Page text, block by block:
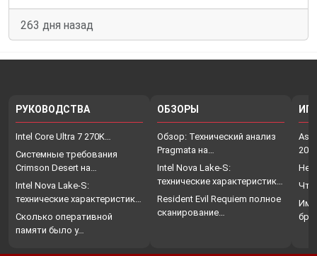
263 дня назад
РУКОВОДСТВА
Intel Core Ultra 7 270K…
Системные требования
Crimson Desert на…
Intel Nova Lake-S:
технические характеристики,
…
Сколько оперативной
памяти было у…
ОБЗОРЫ
Обзор: Технический анализ
Pragmata на…
Intel Nova Lake-S:
технические характеристики,
…
Resident Evil Requiem полное
сканирование…
Что